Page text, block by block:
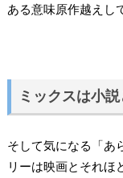
ある意味原作越えし
ミックスは小
そして気になる「あ
リーは映画とそれほ